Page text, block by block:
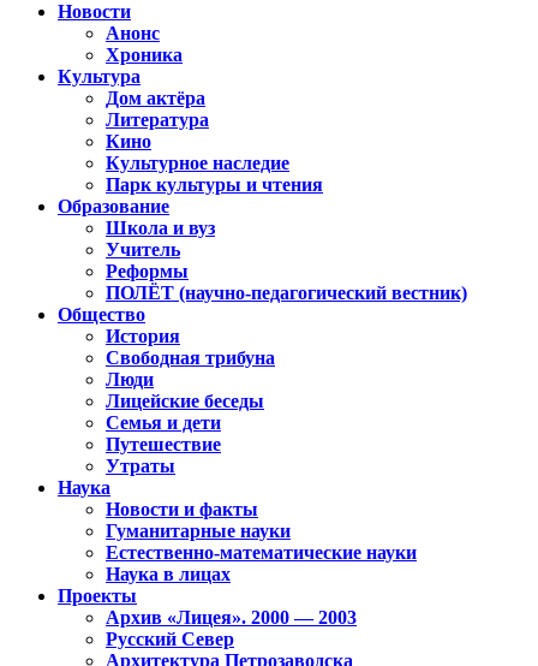
Новости
Анонс
Хроника
Культура
Дом актёра
Литература
Кино
Культурное наследие
Парк культуры и чтения
Образование
Школа и вуз
Учитель
Реформы
ПОЛЁТ (научно-педагогический вестник)
Общество
История
Свободная трибуна
Люди
Лицейские беседы
Семья и дети
Путешествие
Утраты
Наука
Новости и факты
Гуманитарные науки
Естественно-математические науки
Наука в лицах
Проекты
Архив «Лицея». 2000 — 2003
Русский Север
Архитектура Петрозаводска